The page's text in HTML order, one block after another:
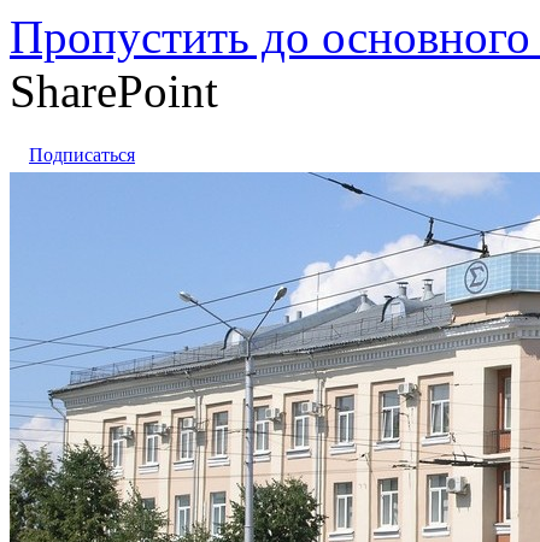
Пропустить до основного
SharePoint
Подписаться